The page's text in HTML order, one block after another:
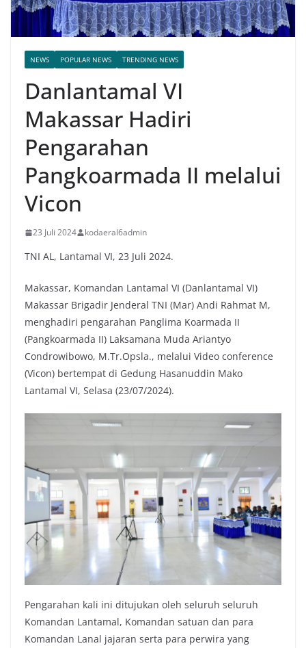
NEWS POPULAR NEWS TRENDING NEWS
Danlantamal VI
Makassar Hadiri
Pengarahan
Pangkoarmada II melalui
Vicon
23 Juli 2024 kodaeral6admin
TNI AL, Lantamal VI, 23 Juli 2024.
Makassar, Komandan Lantamal VI (Danlantamal VI)
Makassar Brigadir Jenderal TNI (Mar) Andi Rahmat M,
menghadiri pengarahan Panglima Koarmada II
(Pangkoarmada II) Laksamana Muda Ariantyo
Condrowibowo, M.Tr.Opsla., melalui Video conference
(Vicon) bertempat di Gedung Hasanuddin Mako
Lantamal VI, Selasa (23/07/2024).
Pengarahan kali ini ditujukan oleh seluruh seluruh
Komandan Lantamal, Komandan satuan dan para
Komandan Lanal jajaran serta para perwira yang